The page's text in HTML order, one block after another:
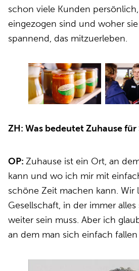
schon viele Kunden
eingezogen sind und woher
spannend, das mitzuerleben.
ZH: Was bedeutet Zuhause für
OP: Zuhause ist ein Ort, an
kann und wo ich mir mit
schöne Zeit machen kann. Wir
Gesellschaft, in der immer
weiter sein muss. Aber ich
an dem man sich einfach fallen